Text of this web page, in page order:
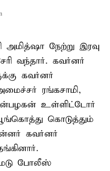
அமித்ஷா நேற்று இரவு
வந்தார். கவர்னர்
கவர்னர்
ரங்கசாமி,
உள்ளிட்டோர்
கொடுத்தும்
கவர்னர்
போலீஸ்